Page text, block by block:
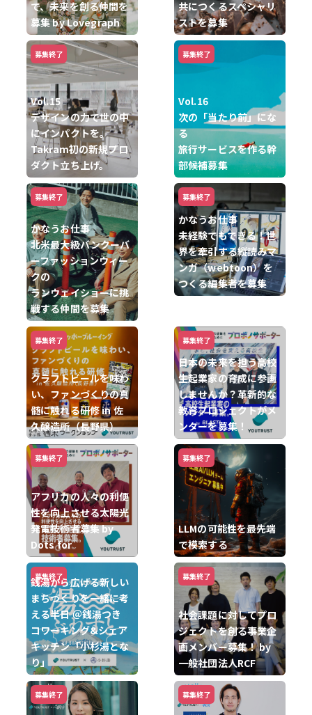
で、未来を創る仲間を
募集 by Lovegraph
共につくるスペシャリ
ストを募集
募集終了
Vol.15
デザインの力で世の中
にインパクトを。
Takram初の新規プロ
ダクト立ち上げ。
募集終了
Vol.16
次の「当たり前」にな
る
旅行サービスを作る幹
部候補募集
募集終了
かなうお仕事
北米最大級バンクーバ
ーファッションウィー
クの
ランウェイショーに挑
戦する仲間を募集
募集終了
かなうお仕事
未経験でもできる！世
界を牽引する縦読みマ
ンガ（webtoon）を
つくる編集者を募集
募集終了
クラフトビールを味わ
い、ファンづくりの真
髄に触れる研修 in 佐
久醸造所（長野県）
募集終了
日本の未来を担う高校
生起業家の育成に参画
しませんか？革新的な
教育プロジェクトがメ
ンターを募集！
募集終了
アフリカの人々の利便
性を向上させる太陽光
発電技術者募集 by
Dots for
募集終了
LLMの可能性を最先端
で模索する
募集終了
銭湯から広げる新しい
まちづくりを一緒に考
える半日 ＠銭湯つき
コワーキング&シェア
キッチン「小杉湯とな
り」
募集終了
社会課題に対してプロ
ジェクトを創る事業企
画メンバー募集！ by
一般社団法人RCF
募集終了 募集終了